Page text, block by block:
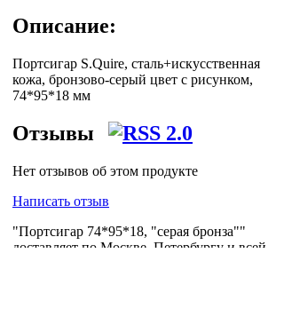
Описание:
Портсигар S.Quire, сталь+искусственная
кожа, бронзово-серый цвет с рисунком,
74*95*18 мм
Отзывы
Нет отзывов об этом продукте
Написать отзыв
"Портсигар 74*95*18, "серая бронза""
доставляет по Москве, Петербургу и всей